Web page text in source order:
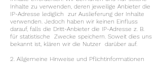
Inhalte zu verwenden, deren jeweilige Anbieter die
IP-Adresse lediglich zur Auslieferung der Inhalte
verwenden. Jedoch haben wir keinen Einfluss
darauf, falls die Dritt-Anbieter die IP-Adresse z. B.
für statistische Zwecke speichern. Soweit dies uns
bekannt ist, klären wir die Nutzer darüber auf.
2. Allgemeine Hinweise und Pflichtinformationen